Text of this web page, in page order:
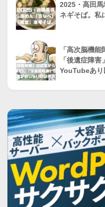
2025・高田馬
ネギそば。私
「高次脳機
「後遺症障
YouTubeあり